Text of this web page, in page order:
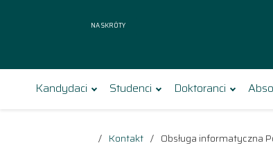
Na skróty
Kandydaci Studenci Doktoranci
Kontakt Obsługa informatyczna